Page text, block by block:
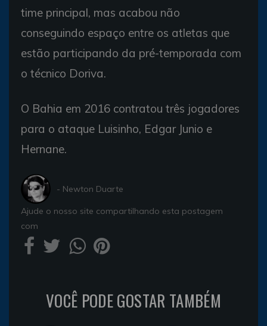
time principal, mas acabou não
conseguindo espaço entre os atletas que
estão participando da pré-temporada com
o técnico Doriva.
O Bahia em 2016 contratou três jogadores
para o ataque Luisinho, Edgar Junio e
Hernane.
- Newton Duarte
Ajude o nosso site compartilhando esta postagem
com
VOCÊ PODE GOSTAR TAMBÉM